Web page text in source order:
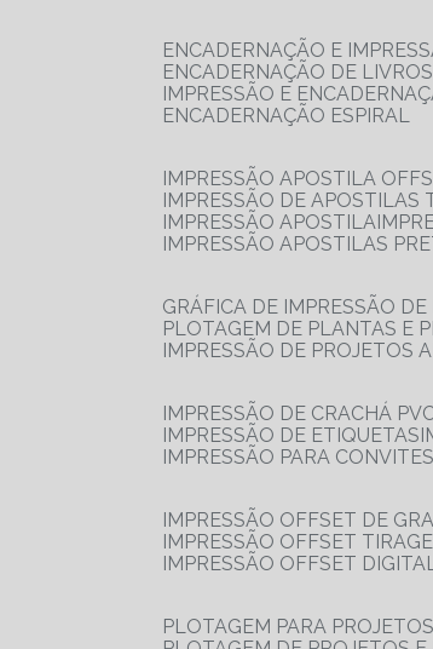
ENCADERNAÇÃO E
ENCADERNAÇÃO DE
IMPRESSÃO E
ENCADERNAÇÃO ESPIRAL
IMPRESSÃO APOSTILA
IMPRESSÃO DE APOSTILAS
IMPRESSÃO APOSTILA
IMPRESSÃO APOSTILAS
GRÁFICA DE IMPRESSÃO
PLOTAGEM DE PLANTAS E
IMPRESSÃO DE PROJETOS
IMPRESSÃO DE CRACHÁ
IMPRESSÃO DE ETIQUETAS
IMPRESSÃO PARA CONVITES
IMPRESSÃO OFFSET DE
IMPRESSÃO OFFSET
IMPRESSÃO OFFSET
PLOTAGEM PARA